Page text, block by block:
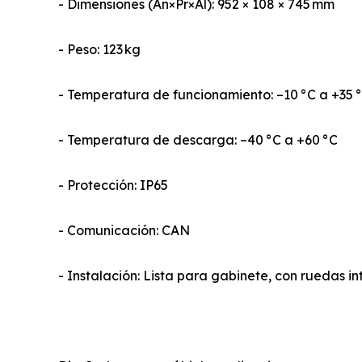
- Dimensiones (An×Pr×Al): 952 × 108 × 745 mm
- Peso: 123 kg
- Temperatura de funcionamiento: –10 °C a +35
- Temperatura de descarga: –40 °C a +60 °C
- Protección: IP65
- Comunicación: CAN
- Instalación: Lista para gabinete, con ruedas